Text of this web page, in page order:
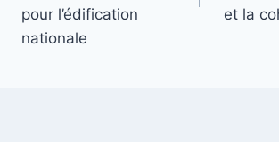
pour l’édification
nationale
et la